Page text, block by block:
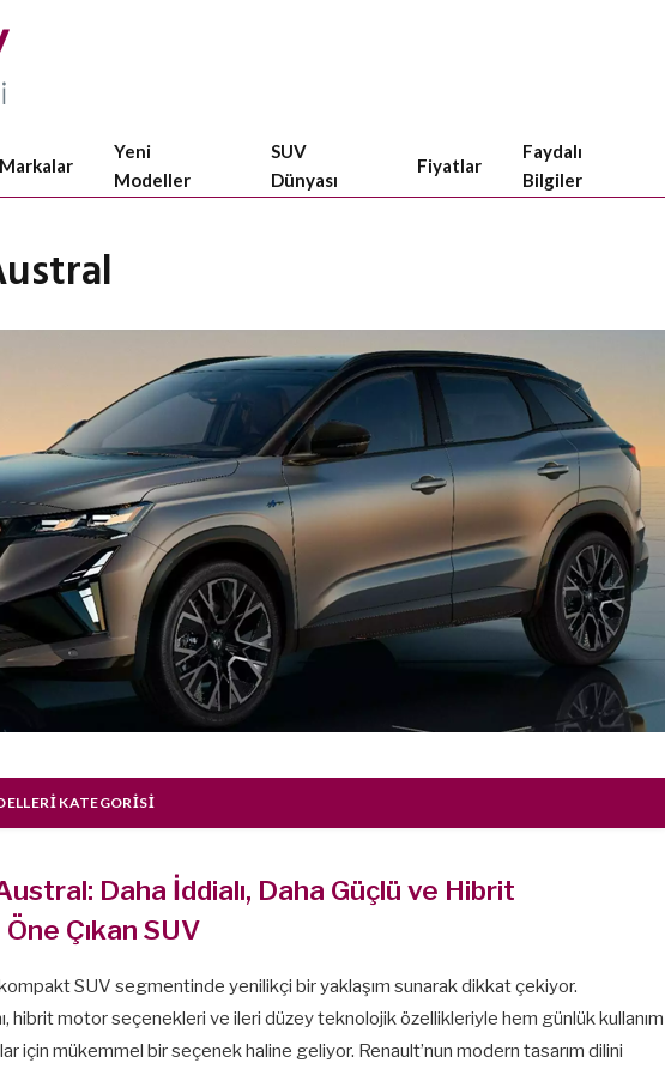
Markalar
Yeni
Modeller
SUV
Dünyası
Fiyatlar
Faydalı
Bilgiler
KATEGORISI
Daha İddialı, Daha Güçlü ve Hibrit
Çıkan SUV
SUV segmentinde yenilikçi bir yaklaşım sunarak dikkat çekiyor.
hibrit motor seçenekleri ve ileri düzey teknolojik özellikleriyle hem günlük kullanım
için mükemmel bir seçenek haline geliyor. Renault’nun modern tasarım dilini